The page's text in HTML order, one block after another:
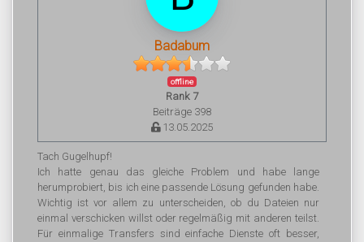
Badabum
offline
Rank 7
Beiträge 398
13.05.2025
Tach Gugelhupf!
Ich hatte genau das gleiche Problem und habe lange
herumprobiert, bis ich eine passende Lösung gefunden habe.
Wichtig ist vor allem zu unterscheiden, ob du Dateien nur
einmal verschicken willst oder regelmäßig mit anderen teilst.
Für einmalige Transfers sind einfache Dienste oft besser,